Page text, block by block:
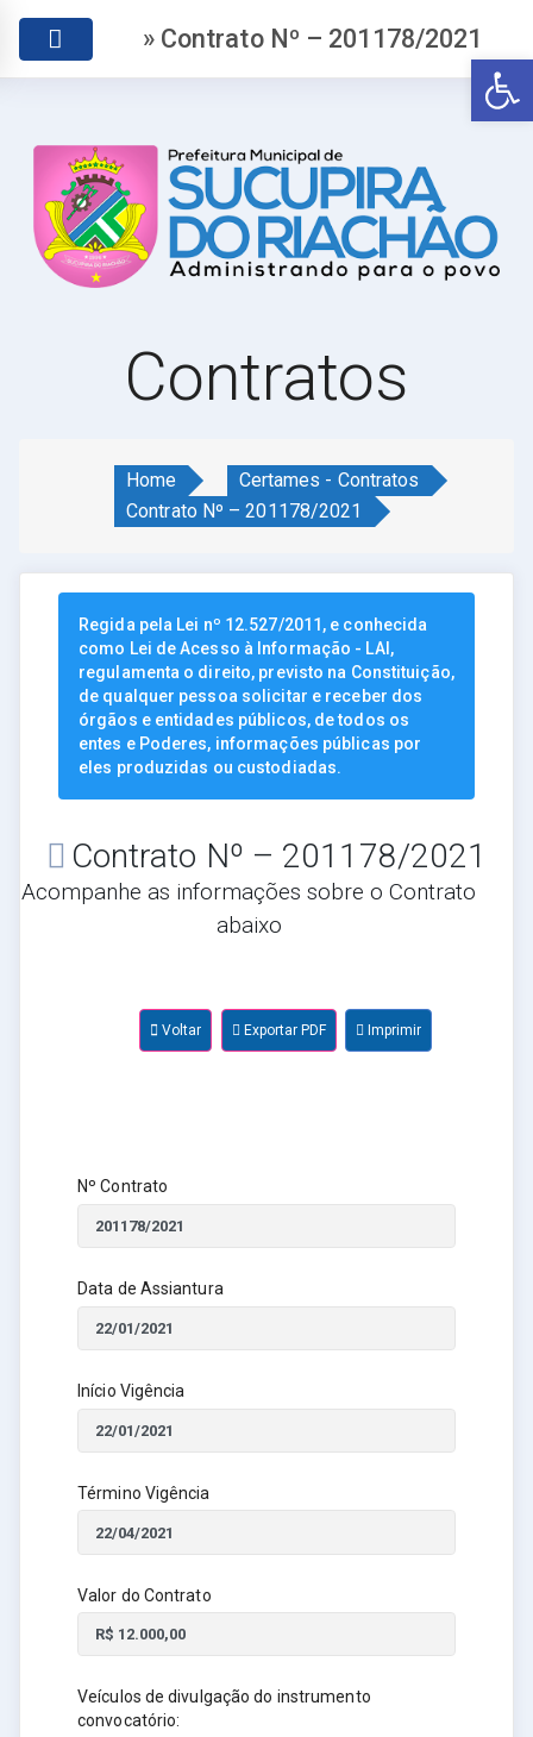
» Contrato Nº – 201178/2021
Contratos
Home
Certames - Contratos
Contrato Nº – 201178/2021
Regida pela Lei nº 12.527/2011, e conhecida
como Lei de Acesso à Informação - LAI,
regulamenta o direito, previsto na Constituição,
de qualquer pessoa solicitar e receber dos
órgãos e entidades públicos, de todos os
entes e Poderes, informações públicas por
eles produzidas ou custodiadas.
Contrato Nº – 201178/2021
Acompanhe as informações sobre o Contrato
abaixo
Voltar Exportar PDF Imprimir
Nº Contrato
Data de Assiantura
Início Vigência
Término Vigência
Valor do Contrato
Veículos de divulgação do instrumento
convocatório: